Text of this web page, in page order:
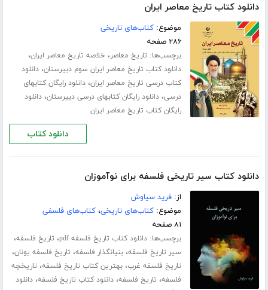
دانلود کتاب تاریخ معاصر ایران
موضوع:کتاب‌های تاریخی
۲۸۶ صفحه
برچسب‌ها: تاریخ معاصر، خلاصه تاریخ معاصر ایران،
دانلود کتاب تاریخ معاصر ایران سوم دبیرستان،دانلود
کتاب درسی تاریخ معاصر ایران،دانلود رایگان کتابهای
درسی،دانلود رایگان کتابهای درسی دبیرستان،دانلود
رایگان کتاب تاریخ معاصر ایران
دانلود کتاب
دانلود کتاب سیر تاریخی فلسفه برای نوآموزان
از:فرید سیاوش
موضوع:کتاب‌های تاریخی،کتاب‌های فلسفی
۸۱ صفحه
برچسب‌ها:دانلود کتاب تاریخ فلسفه pdf ، تاریخ فلسفه،
سیر تاریخ فلسفه،بنیانگذار فلسفه، تاریخ فلسفه یونان،
تاریخ فلسفه غرب،بهترین کتاب تاریخ فلسفه، تاریخچه
فلسفه، تاریخ فلسفه،دانلود کتاب تاریخ فلسفه،دانلود